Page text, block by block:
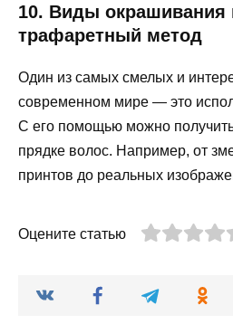
10. Виды окрашивания
трафаретный метод
Один из самых смелых и
современном мире — это
С его помощью можно
прядке волос. Например, от
принтов до реальных
Оцените статью